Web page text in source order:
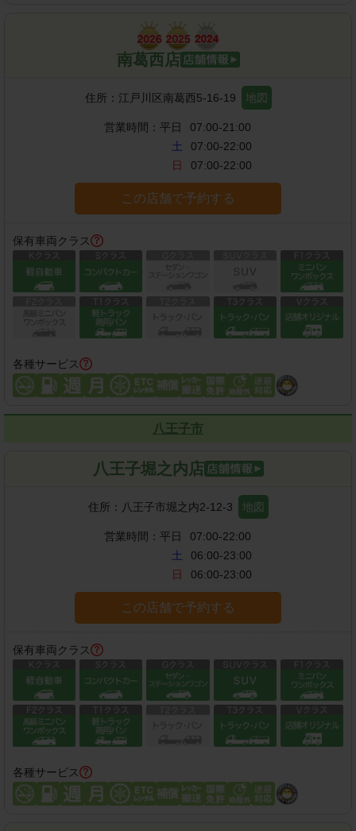
南葛西店
住所： 江戸川区南葛西5-16-19 地図
営業時間： 平日
07:00-21:00
土
07:00-22:00
日
07:00-22:00
この店舗で予約する
保有車両クラス
各種サービス
八王子市
八王子堀之内店
住所： 八王子市堀之内2-12-3 地図
営業時間： 平日
07:00-22:00
土
06:00-23:00
日
06:00-23:00
この店舗で予約する
保有車両クラス
各種サービス